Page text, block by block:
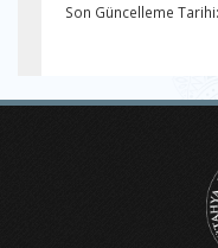
Son Güncelleme